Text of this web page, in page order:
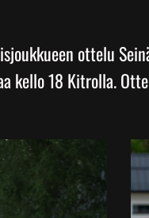
ottelu
kello 18 Kitrolla.